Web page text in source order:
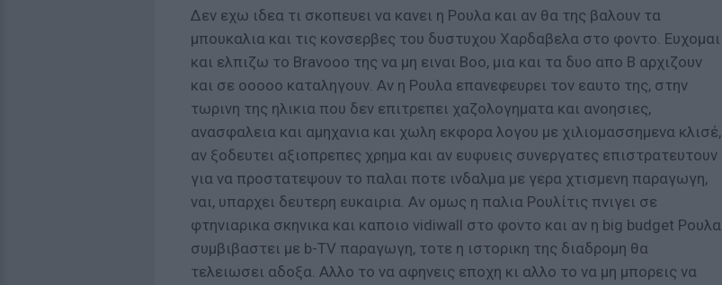
Δεν εχω ιδεα τι σκοπευει να κανει η Ρουλα και αν θα της βαλουν τα
μπουκαλια και τις κονσερβες του δυστυχου Χαρδαβελα στο φοντο. Ευχομαι
και ελπιζω το Bravoοο της να μη ειναι Βοο, μια και τα δυο απο B αρχιζουν
και σε ooooo καταληγουν. Αν η Ρουλα επανεφευρει τον εαυτο της, στην
τωρινη της ηλικια που δεν επιτρεπει χαζολογηματα και ανοησιες,
ανασφαλεια και αμηχανια και χωλη εκφορα λογου με χιλιομασσημενα κλισέ,
αν ξοδευτει αξιοπρεπες χρημα και αν ευφυεις συνεργατες επιστρατευτουν
για να προστατεψουν το παλαι ποτε ινδαλμα με γερα χτισμενη παραγωγη,
ναι, υπαρχει δευτερη ευκαιρια. Αν ομως η παλια Ρουλίτις πνιγει σε
φτηνιαρικα σκηνικα και καποιο vidiwall στο φοντο και αν η big budget Ρουλα
συμβιβαστει με b-TV παραγωγη, τοτε η ιστορικη της διαδρομη θα
τελειωσει αδοξα. Αλλο το να αφηνεις εποχη κι αλλο το να μη μπορεις να